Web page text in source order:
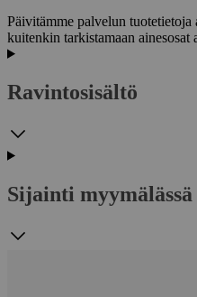
Päivitämme palvelun
kuitenkin tarkistamaan
Ravintosisältö
Sijainti myymälässä